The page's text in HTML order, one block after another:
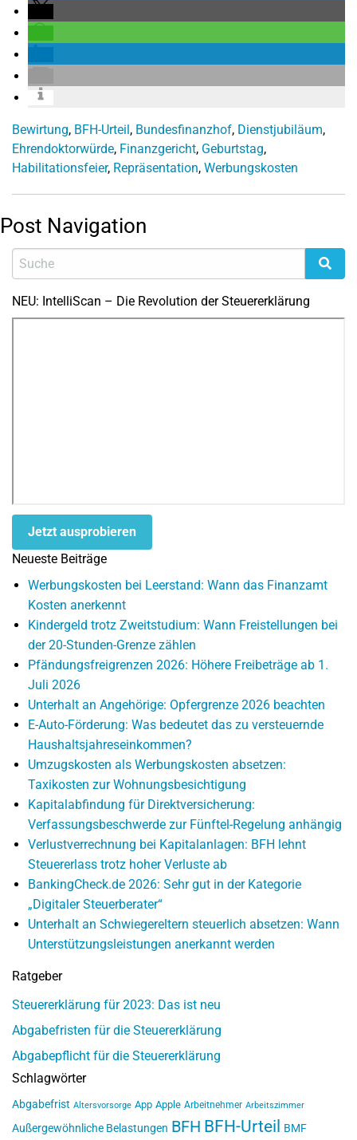
Bewirtung, BFH-Urteil, Bundesfinanzhof, Dienstjubiläum,
Ehrendoktorwürde, Finanzgericht, Geburtstag,
Habilitationsfeier, Repräsentation, Werbungskosten
Post Navigation
NEU: IntelliScan – Die Revolution der Steuererklärung
Jetzt ausprobieren
Neueste Beiträge
Werbungskosten bei Leerstand: Wann das Finanzamt
Kosten anerkennt
Kindergeld trotz Zweitstudium: Wann Freistellungen bei
der 20-Stunden-Grenze zählen
Pfändungsfreigrenzen 2026: Höhere Freibeträge ab 1.
Juli 2026
Unterhalt an Angehörige: Opfergrenze 2026 beachten
E-Auto-Förderung: Was bedeutet das zu versteuernde
Haushaltsjahreseinkommen?
Umzugskosten als Werbungskosten absetzen:
Taxikosten zur Wohnungsbesichtigung
Kapitalabfindung für Direktversicherung:
Verfassungsbeschwerde zur Fünftel-Regelung anhängig
Verlustverrechnung bei Kapitalanlagen: BFH lehnt
Steuererlass trotz hoher Verluste ab
BankingCheck.de 2026: Sehr gut in der Kategorie
„Digitaler Steuerberater“
Unterhalt an Schwiegereltern steuerlich absetzen: Wann
Unterstützungsleistungen anerkannt werden
Ratgeber
Steuererklärung für 2023: Das ist neu
Abgabefristen für die Steuererklärung
Abgabepflicht für die Steuererklärung
Schlagwörter
Abgabefrist Altersvorsorge App Apple Arbeitnehmer Arbeitszimmer
Außergewöhnliche Belastungen BFH BFH-Urteil BMF